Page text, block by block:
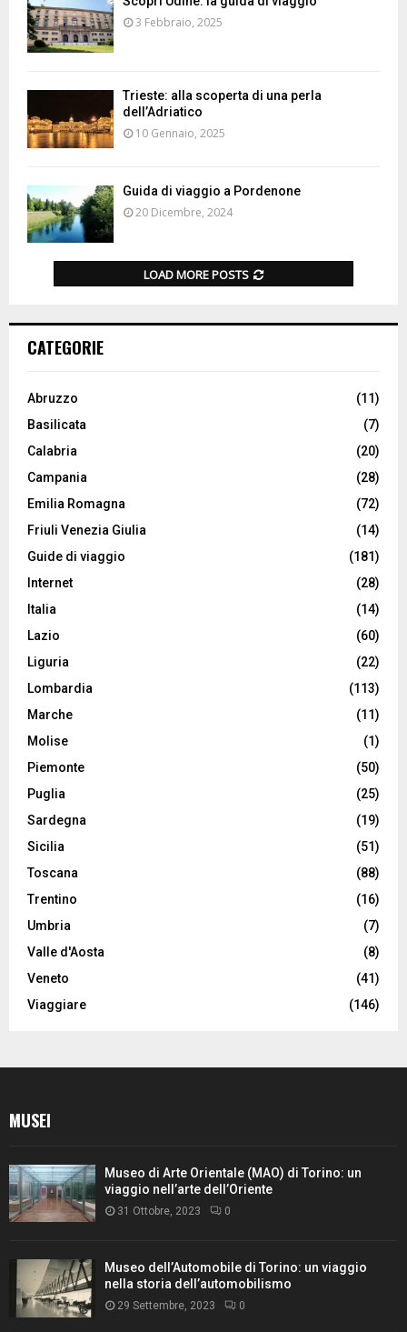
3 Febbraio, 2025
Trieste: alla scoperta di una perla
dell’Adriatico
10 Gennaio, 2025
Guida di viaggio a Pordenone
20 Dicembre, 2024
LOAD MORE POSTS
CATEGORIE
Abruzzo
(11)
Basilicata
(7)
Calabria
(20)
Campania
(28)
Emilia Romagna
(72)
Friuli Venezia Giulia
(14)
Guide di viaggio
(181)
Internet
(28)
Italia
(14)
Lazio
(60)
Liguria
(22)
Lombardia
(113)
Marche
(11)
Molise
(1)
Piemonte
(50)
Puglia
(25)
Sardegna
(19)
Sicilia
(51)
Toscana
(88)
Trentino
(16)
Umbria
(7)
Valle d'Aosta
(8)
Veneto
(41)
Viaggiare
(146)
MUSEI
Museo di Arte Orientale (MAO) di Torino: un
viaggio nell’arte dell’Oriente
31 Ottobre, 2023 0
Museo dell’Automobile di Torino: un viaggio
nella storia dell’automobilismo
29 Settembre, 2023 0